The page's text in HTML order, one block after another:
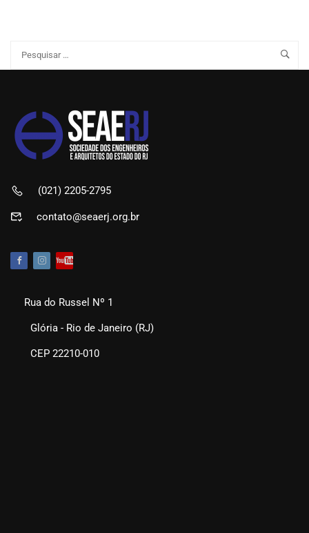
(021) 2205-2795
contato@seaerj.org.br
Rua do Russel Nº 1
Glória - Rio de Janeiro (RJ)
CEP 22210-010